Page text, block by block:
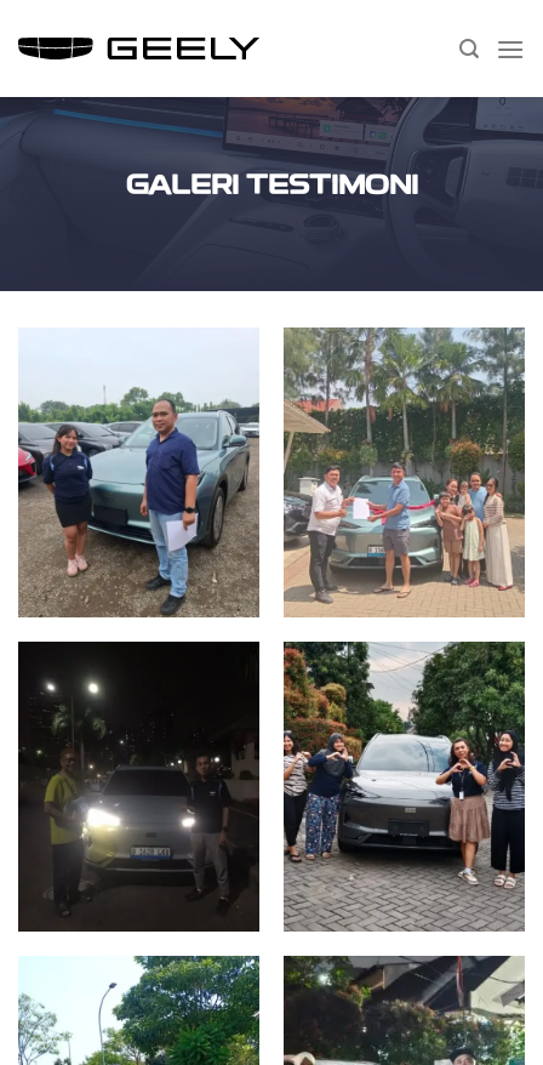
GALERI TESTIMONI